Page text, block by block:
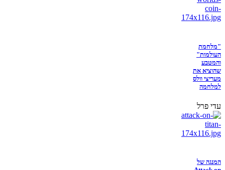
"מלחמת
העולמות"
והמטבע
שהוציא את
מעריצי וולס
למלחמה
עדי פרל
המנגה של